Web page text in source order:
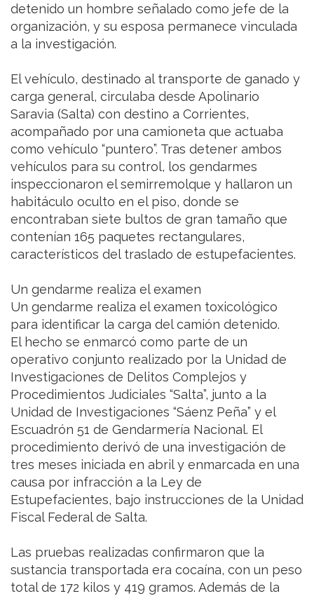
detenido un hombre señalado como jefe de la
organización, y su esposa permanece vinculada
a la investigación.
El vehículo, destinado al transporte de ganado y
carga general, circulaba desde Apolinario
Saravia (Salta) con destino a Corrientes,
acompañado por una camioneta que actuaba
como vehículo “puntero”. Tras detener ambos
vehículos para su control, los gendarmes
inspeccionaron el semirremolque y hallaron un
habitáculo oculto en el piso, donde se
encontraban siete bultos de gran tamaño que
contenían 165 paquetes rectangulares,
característicos del traslado de estupefacientes.
Un gendarme realiza el examen
Un gendarme realiza el examen toxicológico
para identificar la carga del camión detenido.
El hecho se enmarcó como parte de un
operativo conjunto realizado por la Unidad de
Investigaciones de Delitos Complejos y
Procedimientos Judiciales “Salta”, junto a la
Unidad de Investigaciones “Sáenz Peña” y el
Escuadrón 51 de Gendarmería Nacional. El
procedimiento derivó de una investigación de
tres meses iniciada en abril y enmarcada en una
causa por infracción a la Ley de
Estupefacientes, bajo instrucciones de la Unidad
Fiscal Federal de Salta.
Las pruebas realizadas confirmaron que la
sustancia transportada era cocaína, con un peso
total de 172 kilos y 419 gramos. Además de la